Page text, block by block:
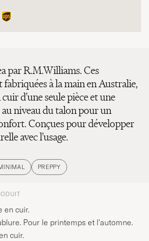
par R.M.Williams. Ces
fabriquées à la main en Australie,
cuir d'une seule pièce et une
niveau du talon pour un
Conçues pour développer
avec l'usage.
PREPPY
en cuir.
Pour le printemps et l'automne.
cuir.